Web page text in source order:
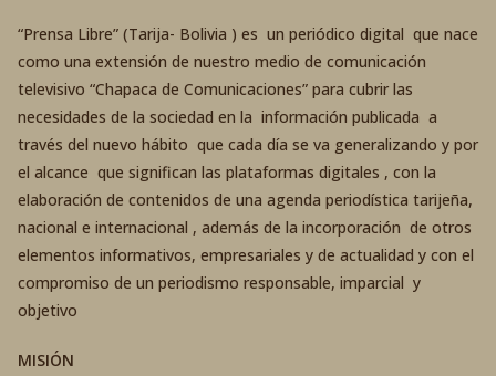
“Prensa Libre” (Tarija- Bolivia ) es un periódico digital que nace
como una extensión de nuestro medio de comunicación
televisivo “Chapaca de Comunicaciones” para cubrir las
necesidades de la sociedad en la información publicada a
través del nuevo hábito que cada día se va generalizando y por
el alcance que significan las plataformas digitales , con la
elaboración de contenidos de una agenda periodística tarijeña,
nacional e internacional , además de la incorporación de otros
elementos informativos, empresariales y de actualidad y con el
compromiso de un periodismo responsable, imparcial y
objetivo
MISIÓN